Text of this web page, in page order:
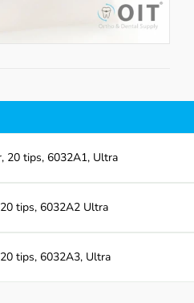
20 tips, 6032A1, Ultra
tips, 6032A2 Ultra
tips, 6032A3, Ultra